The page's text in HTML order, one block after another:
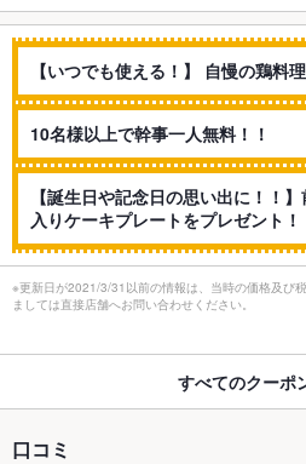
【いつでも使える！】 自慢の鶏料
10名様以上で幹事一人無料！！
【誕生日や記念日の思い出に！！
入りケーキプレートをプレゼント！
※更新日が2021/3/31以前の情報は、当時の価格及び
ましては直接店舗へお問い合わせください。
すべてのクーポ
口コミ